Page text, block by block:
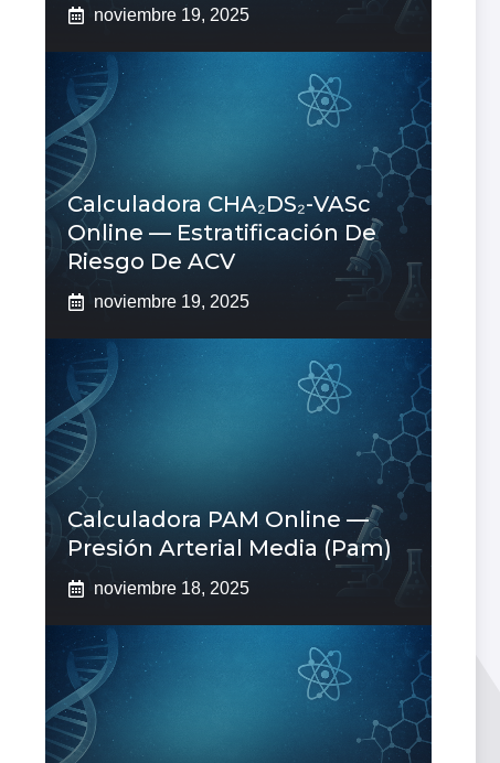
noviembre 19, 2025
Calculadora CHA₂DS₂-VASc
Online — Estratificación De
Riesgo De ACV
noviembre 19, 2025
Calculadora PAM Online —
Presión Arterial Media (pam)
noviembre 18, 2025